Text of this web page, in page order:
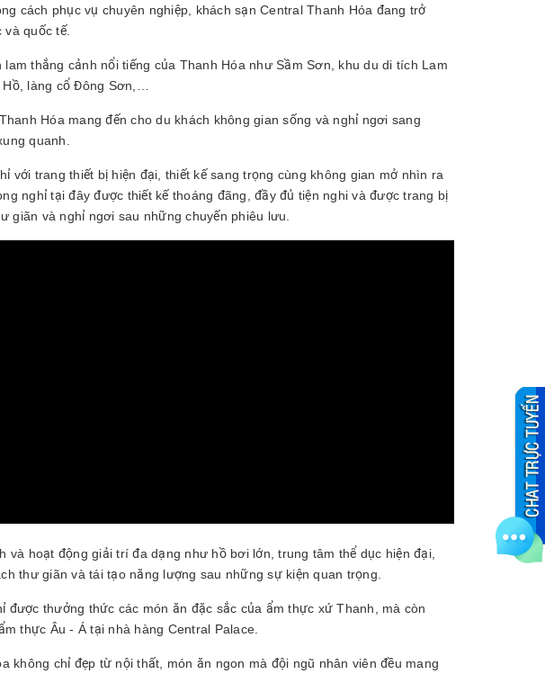
cách phục vụ chuyên nghiệp, khách sạn Central Thanh Hóa đang trở
quốc tế.
thắng cảnh nổi tiếng của Thanh Hóa như Sầm Sơn, khu du di tích Lam
làng cổ Đông Sơn,…
Hóa mang đến cho du khách không gian sống và nghỉ ngơi sang
quanh.
với trang thiết bị hiện đại, thiết kế sang trọng cùng không gian mở nhìn ra
nghỉ tại đây được thiết kế thoáng đãng, đầy đủ tiện nghi và được trang bị
giãn và nghỉ ngơi sau những chuyến phiêu lưu.
và hoạt động giải trí đa dạng như hồ bơi lớn, trung tâm thể dục hiện đại,
thư giãn và tái tạo năng lượng sau những sự kiện quan trọng.
được thưởng thức các món ăn đặc sắc của ẩm thực xứ Thanh, mà còn
thực Âu - Á tại nhà hàng Central Palace.
không chỉ đẹp từ nội thất, món ăn ngon mà đội ngũ nhân viên đều mang